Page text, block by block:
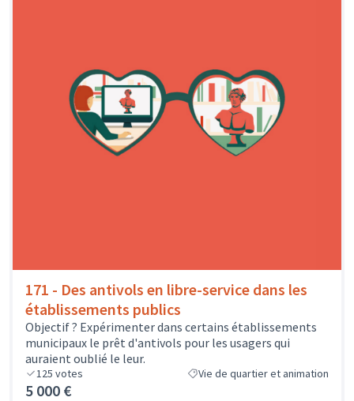
171 - Des antivols en libre-service dans les
établissements publics
Objectif ? Expérimenter dans certains établissements
municipaux le prêt d'antivols pour les usagers qui
auraient oublié le leur.
125 votes Vie de quartier et animation
5 000 €